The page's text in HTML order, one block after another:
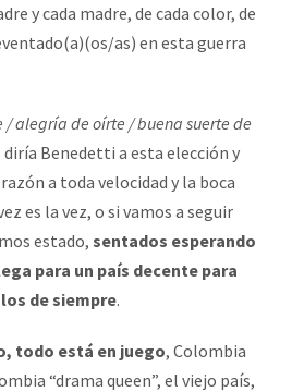
y cada madre, de cada color, de
as) en esta guerra
/ alegría de oírte / buena suerte de
diría Benedetti a esta elección y
a toda velocidad y la boca
es la vez, o si vamos a seguir
estado, sentados esperando
para un país decente para
de siempre.
todo está en juego, Colombia
“drama queen”, el viejo país,